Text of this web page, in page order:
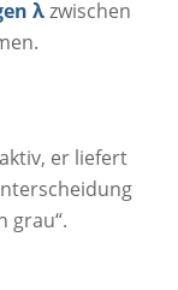
λzwischen
er liefert
grau“.